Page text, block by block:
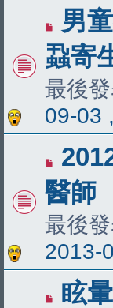
男
蝨寄
最後
09-03
醫師
最後
2013-
眩